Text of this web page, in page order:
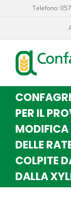
Telefono:
PER IL
MODIFICA
DELLE
COLPITE
DALLA